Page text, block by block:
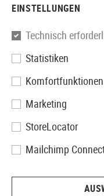
ZUBEHÖR
16 Produkte
EINSTELLUNGEN
Technisch
Statistiken
Komfortfunktionen
Marketing
StoreLocator
Mailchimp